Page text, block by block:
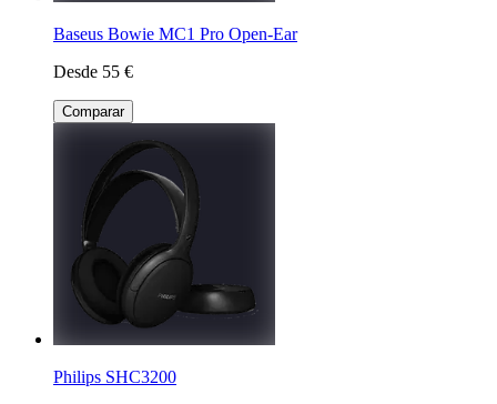
Baseus Bowie MC1 Pro Open-Ear
Desde 55 €
Comparar
Philips SHC3200